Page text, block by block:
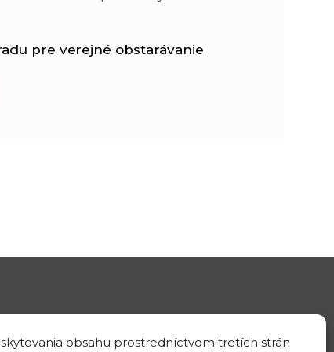
obsahu prostredníctvom tretích strán
pre verejné obstarávanie
IČO/DIČ